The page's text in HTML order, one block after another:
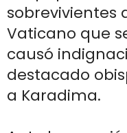
sobrevivientes
Vaticano que
causó
destacado
a Karadima.